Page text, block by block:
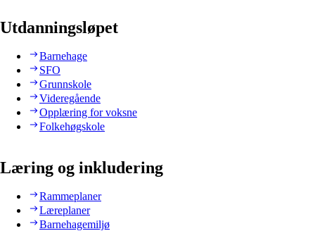
Utdanningsløpet
Barnehage
SFO
Grunnskole
Videregående
Opplæring for voksne
Folkehøgskole
Læring og inkludering
Rammeplaner
Læreplaner
Barnehagemiljø